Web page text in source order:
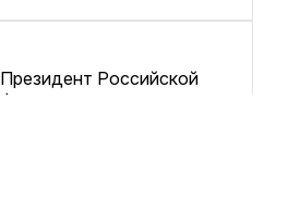
Президент Российской
Федерации